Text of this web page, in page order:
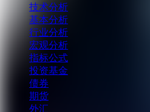
技术分析
基本分析
行业分析
宏观分析
指标公式
投资基金
债券
期货
外汇